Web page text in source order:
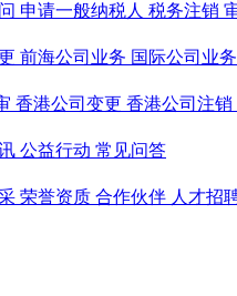
申请一般纳税人 税务注销
前海公司业务 国际公司业
香港公司变更 香港公司注销
公益行动 常见问答
荣誉资质 合作伙伴 人才招